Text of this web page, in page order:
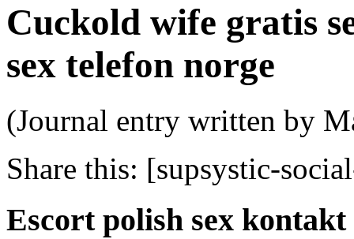
Cuckold wife gratis
sex telefon norge
(Journal entry written by
Share this: [supsystic-
Escort polish sex kontakt